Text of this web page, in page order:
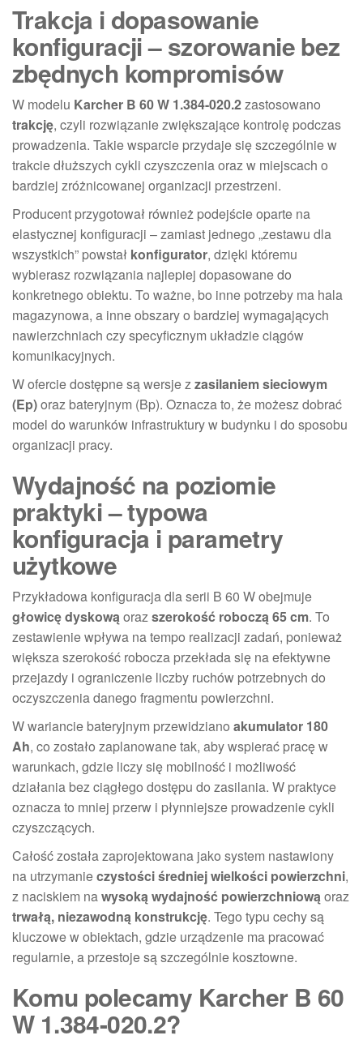
Trakcja i dopasowanie
konfiguracji – szorowanie bez
zbędnych kompromisów
W modelu Karcher B 60 W 1.384-020.2zastosowano
trakcję, czyli rozwiązanie zwiększające kontrolę podczas
prowadzenia. Takie wsparcie przydaje się szczególnie w
trakcie dłuższych cykli czyszczenia oraz w miejscach o
bardziej zróżnicowanej organizacji przestrzeni.
Producent przygotował również podejście oparte na
elastycznej konfiguracji – zamiast jednego „zestawu dla
wszystkich” powstał konfigurator, dzięki któremu
wybierasz rozwiązania najlepiej dopasowane do
konkretnego obiektu. To ważne, bo inne potrzeby ma hala
magazynowa, a inne obszary o bardziej wymagających
nawierzchniach czy specyficznym układzie ciągów
komunikacyjnych.
W ofercie dostępne są wersje zzasilaniem sieciowym
(Ep)oraz bateryjnym (Bp). Oznacza to, że możesz dobrać
model do warunków infrastruktury w budynku i do sposobu
organizacji pracy.
Wydajność na poziomie
praktyki – typowa
konfiguracja i parametry
użytkowe
Przykładowa konfiguracja dla serii B 60 W obejmuje
głowicę dyskowąorazszerokość roboczą 65 cm. To
zestawienie wpływa na tempo realizacji zadań, ponieważ
większa szerokość robocza przekłada się na efektywne
przejazdy i ograniczenie liczby ruchów potrzebnych do
oczyszczenia danego fragmentu powierzchni.
W wariancie bateryjnym przewidziano akumulator 180
Ah, co zostało zaplanowane tak, aby wspierać pracę w
warunkach, gdzie liczy się mobilność i możliwość
działania bez ciągłego dostępu do zasilania. W praktyce
oznacza to mniej przerw i płynniejsze prowadzenie cykli
czyszczących.
Całość została zaprojektowana jako system nastawiony
na utrzymanieczystości średniej wielkości powierzchni,
z naciskiem nawysoką wydajność powierzchniowąoraz
trwałą, niezawodną konstrukcję. Tego typu cechy są
kluczowe w obiektach, gdzie urządzenie ma pracować
regularnie, a przestoje są szczególnie kosztowne.
Komu polecamy Karcher B 60
W 1.384-020.2?